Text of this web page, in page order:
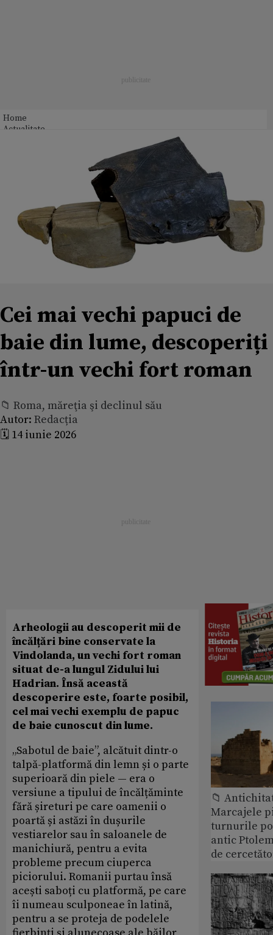
Home
Actualitate
Cei mai vechi papuci de
baie din lume, descoperiți
într-un vechi fort roman
📁 Roma, măreţia şi declinul său
Autor: Redacția
🗓️ 14 iunie 2026
Arheologii au descoperit mii de
încălțări bine conservate la
Vindolanda, un vechi fort roman
situat de-a lungul Ziduluilui
Hadrian. Însă această
descoperire este, foarte posibil,
cel mai vechi exemplu de papuc
de baie cunoscut din lume.
„Sabotul de baie”, alcătuit dintr-o
talpă-platformă din lemn și o parte
superioară din piele — era o
versiune a tipului de încălțăminte
fără șireturi pe care oamenii o
poartă și astăzi în dușurile
vestiarelor sau în saloanele de
manichiură, pentru a evita
probleme precum ciuperca
piciorului. Romanii purtau însă
acești saboți cu platformă, pe care
îi numeau sculponeae în latină,
pentru a se proteja de podelele
📁
Marcajele
turnurile
antic
de